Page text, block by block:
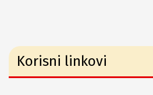
Korisni linkovi